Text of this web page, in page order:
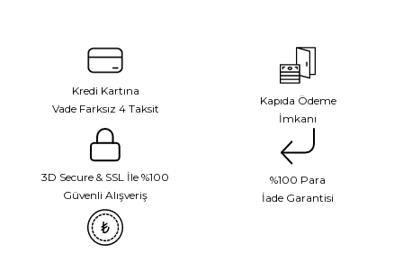
Kredi Kartına
Vade Farksız 4 Taksit
Kapıda Ödeme
İmkanı
3D Secure & SSL İle %100
Güvenli Alışveriş
%100 Para
İade Garantisi